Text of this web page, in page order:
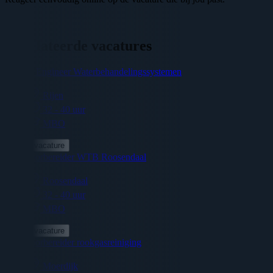
Gerelateerde vacatures
Service Engineer Waterbehandelingssystemen
Rijen
32 - 40 uur
MBO
Bekijk vacature
Werkvoorbereider WTB Roosendaal
Roosendaal
32 - 40 uur
MBO
Bekijk vacature
Werkvoorbereider rookgasreiniging
Moerdijk